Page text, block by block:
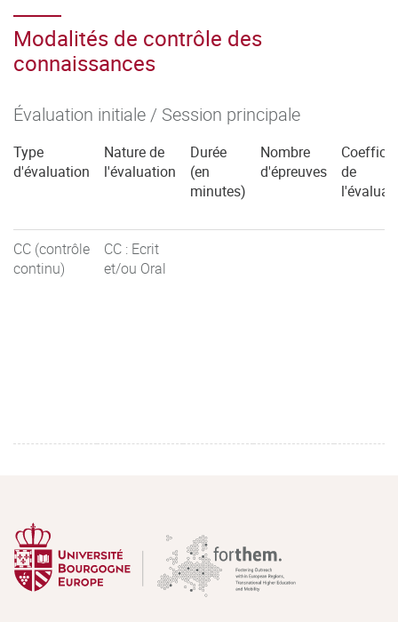
Modalités de contrôle des
connaissances
Évaluation initiale / Session principale
Type
d'évaluation
Nature de
l'évaluation
Durée
(en
minutes)
Nombre
d'épreuves
de
CC (contrôle
continu)
CC : Ecrit
et/ou Oral